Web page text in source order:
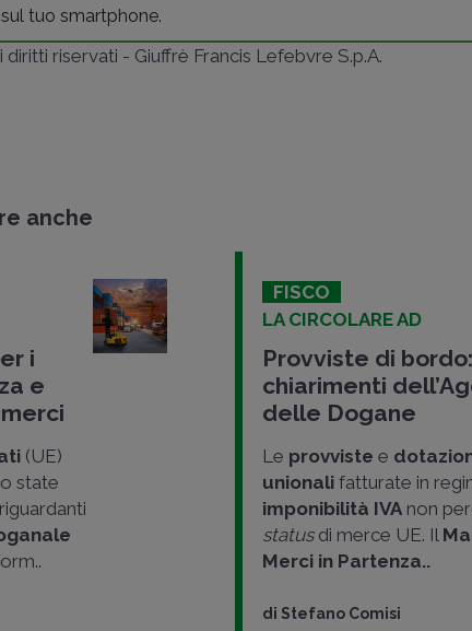
tuo smartphone.
riservati - Giuffrè Francis Lefebvre S.p.A.
anche
i
e
(UE)
state
FISCO
LA CIRCOLARE AD
Provviste di
chiarimenti
delle Dogane
Le provviste e
unionali fatturate in
imponibilità IVA non
statusdi merce UE. Il
Merci in Partenza..
di Stefano Comisi